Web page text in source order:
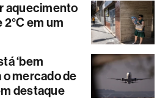
aquecimento
2°C em um
‘bem
mercado de
destaque